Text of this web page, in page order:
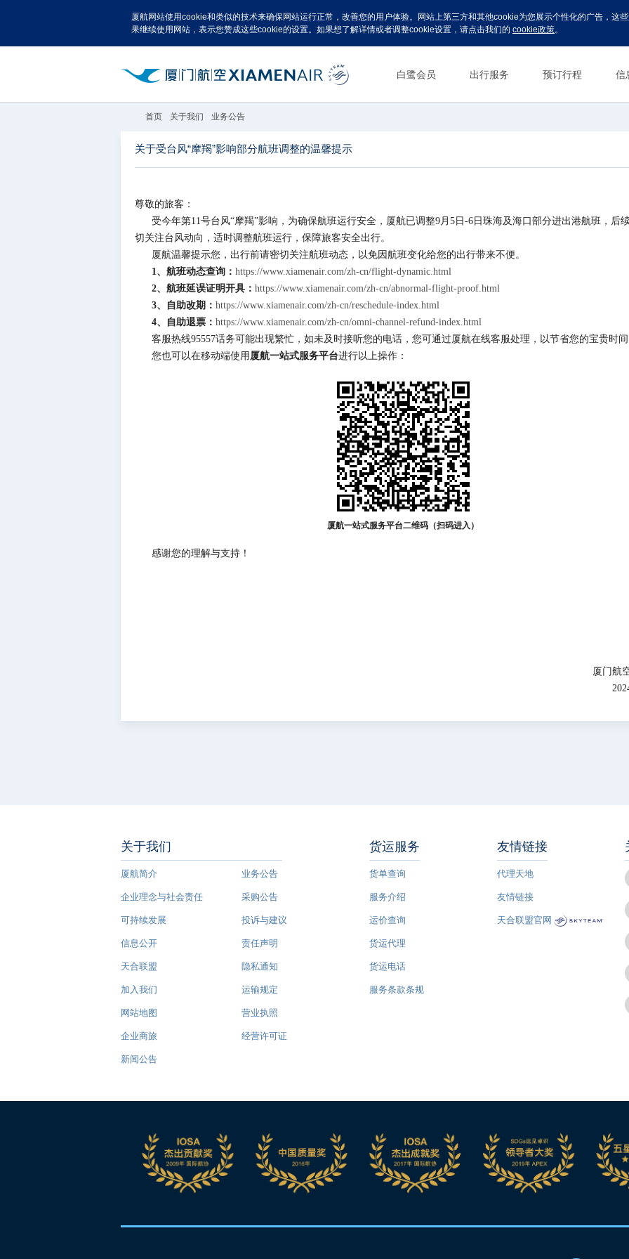
厦航网站使用cookie和类似的技术来确保网站运行正常，改善您的用户体验。网站上第三方和其他cookie为您展示个性化的广告，这
果继续使用网站，表示您赞成这些cookie的设置。如果想了解详情或者调整cookie设置，请点击我们的 cookie政策。
白鹭会员 出行服务 预订行程 信
首页 关于我们 业务公告
关于受台风“摩羯”影响部分航班调整的温馨提示
尊敬的旅客：
受今年第11号台风“摩羯”影响，为确保航班运行安全， 厦航已调整9月5日-6日珠海及海口部分进出港航班， 后
切关注台风动向，适时调整航班运行，保障旅客安全出行。
厦航温馨提示您，出行前请密切关注航班动态，以免因航班变化给您的出行带来不便。
1、航班动态查询： https://www.xiamenair.com/zh-cn/flight-dynamic.html
2、航班延误证明开具： https://www.xiamenair.com/zh-cn/abnormal-flight-proof.html
3、自助改期： https://www.xiamenair.com/zh-cn/reschedule-index.html
4、自助退票： https://www.xiamenair.com/zh-cn/omni-channel-refund-index.html
客服热线95557话务可能出现繁忙，如未及时接听您的电话，您可通过厦航在线客服处理，以节省您的宝贵时
您也可以在移动端使用 厦航一站式服务平台进行以上操作：
厦航一站式服务平台二维码（扫码进入）
感谢您的理解与支持！
厦门航
关于我们
厦航简介
企业理念与社会责任
可持续发展
信息公开
天合联盟
加入我们
网站地图
企业商旅
新闻公告
业务公告
采购公告
投诉与建议
责任声明
隐私通知
运输规定
营业执照
经营许可证
货运服务
货单查询
服务介绍
运价查询
货运代理
货运电话
服务条款条规
友情链接
代理天地
友情链接
天合联盟官网